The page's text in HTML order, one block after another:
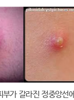
가 갈라진 정중앙선에